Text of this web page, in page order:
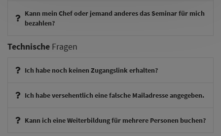
Kann mein Chef oder jemand anderes das Seminar für mich
bezahlen?
Technische Fragen
Ich habe noch keinen Zugangslink erhalten?
therapieexperte@theraphysia.de
Ich habe versehentlich eine falsche Mailadresse angegeben.
Kann ich eine Weiterbildung für mehrere Personen buchen?